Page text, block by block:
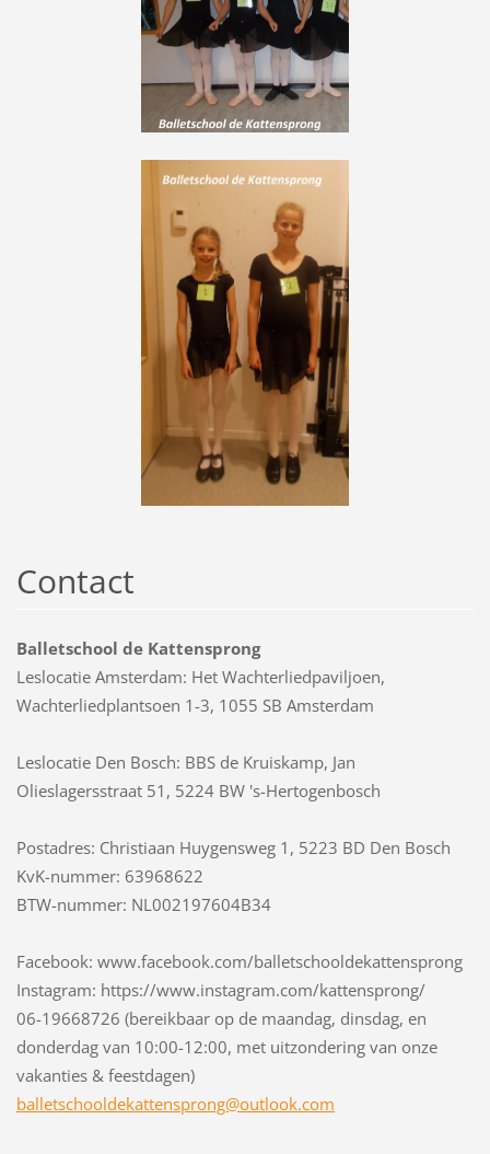
Contact
Balletschool de Kattensprong
Leslocatie Amsterdam: Het Wachterliedpaviljoen,
Wachterliedplantsoen 1-3, 1055 SB Amsterdam
Leslocatie Den Bosch: BBS de Kruiskamp, Jan
Olieslagersstraat 51, 5224 BW 's-Hertogenbosch
Postadres: Christiaan Huygensweg 1, 5223 BD Den Bosch
KvK-nummer: 63968622
BTW-nummer: NL002197604B34
Facebook: www.facebook.com/balletschooldekattensprong
Instagram: https://www.instagram.com/kattensprong/
06-19668726 (bereikbaar op de maandag, dinsdag, en
donderdag van 10:00-12:00, met uitzondering van onze
vakanties & feestdagen)
balletschooldekattensprong@outlook.com